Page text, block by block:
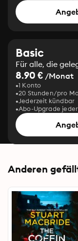
Basic
Für alle, die
8.90 € /Monat
1 Konto
20 Stunden/pro
Jederzeit kündbar
Abo-Upgrade
Anderen